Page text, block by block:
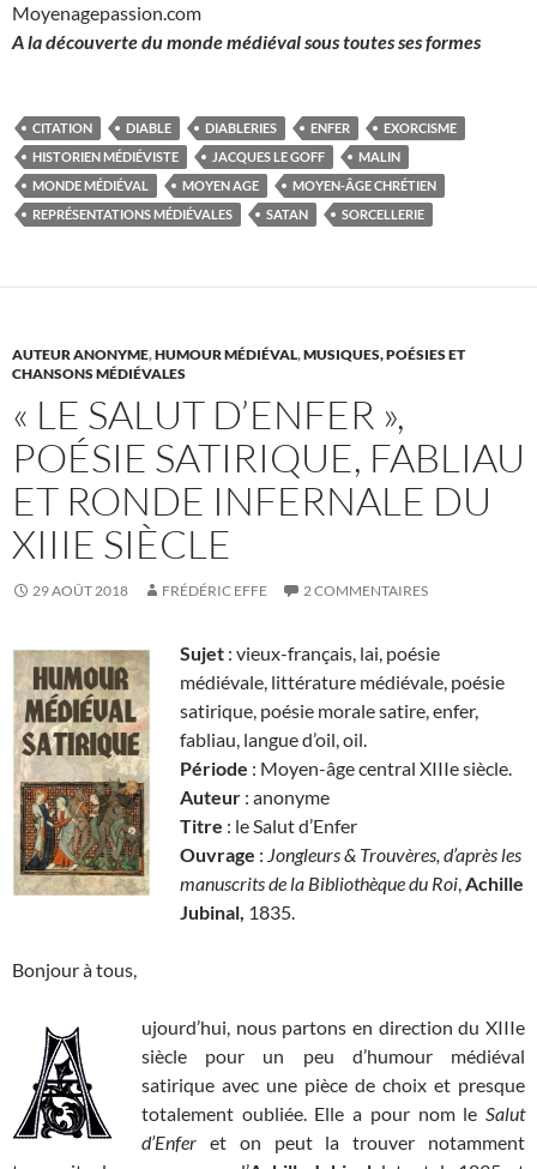
Moyenagepassion.com
A la découverte du monde médiéval sous toutes ses formes
CITATION DIABLE DIABLERIES ENFER
EXORCISME
HISTORIEN MÉDIÉVISTE
JACQUES LE GOFF
MALIN
MONDE MÉDIÉVAL
MOYEN AGE
MOYEN-ÂGE CHRÉTIEN
REPRÉSENTATIONS MÉDIÉVALES
SATAN SORCELLERIE
AUTEUR ANONYME,HUMOUR MÉDIÉVAL,MUSIQUES, POÉSIES ET
CHANSONS MÉDIÉVALES
« LE SALUT D’ENFER »,
POÉSIE SATIRIQUE, FABLIAU
ET RONDE INFERNALE DU
XIIIE SIÈCLE
29 AOÛT 2018 FRÉDÉRIC EFFE 2 COMMENTAIRES
Sujet : vieux-français, lai, poésie
médiévale, littérature médiévale, poésie
satirique, poésie morale satire, enfer,
fabliau, langue d’oil, oil.
Période : Moyen-âge central XIIIe siècle.
Auteur : anonyme
Titre : le Salut d’Enfer
Ouvrage : Jongleurs & Trouvères, d’après les
manuscrits de la Bibliothèque du Roi,Achille
Jubinal, 1835.
Bonjour à tous,
ujourd’hui, nous partons en direction du XIIIe
siècle pour un peu d’humour médiéval
satirique avec une pièce de choix et presque
totalement oubliée. Elle a pour nom le Salut
d’Enfer et on peut la trouver notamment